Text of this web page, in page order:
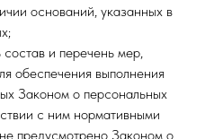
оснований, указанных в
и перечень мер,
обеспечения выполнения
Законом о персональных
с ним нормативными
предусмотрено Законом о